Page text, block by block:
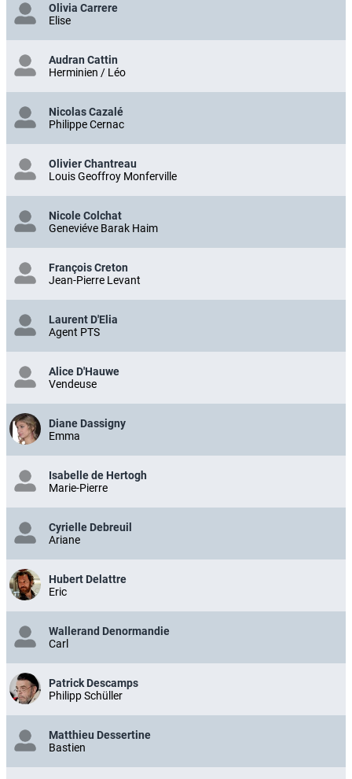
Olivia Carrere
Elise
Audran Cattin
Herminien / Léo
Nicolas Cazalé
Philippe Cernac
Olivier Chantreau
Louis Geoffroy Monferville
Nicole Colchat
Geneviéve Barak Haim
François Creton
Jean-Pierre Levant
Laurent D'Elia
Agent PTS
Alice D'Hauwe
Vendeuse
Diane Dassigny
Emma
Isabelle de Hertogh
Marie-Pierre
Cyrielle Debreuil
Ariane
Hubert Delattre
Eric
Wallerand Denormandie
Carl
Patrick Descamps
Philipp Schüller
Matthieu Dessertine
Bastien